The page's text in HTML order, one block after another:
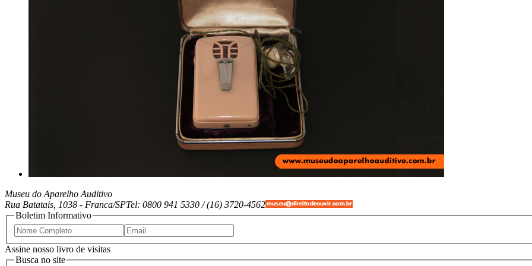
Museu do Aparelho Auditivo
Rua Batatais, 1038 - Franca/SPTel: 0800 941 5330 / (16) 3720-4562
Boletim Informativo
Assine nosso livro de visitas
Busca no site